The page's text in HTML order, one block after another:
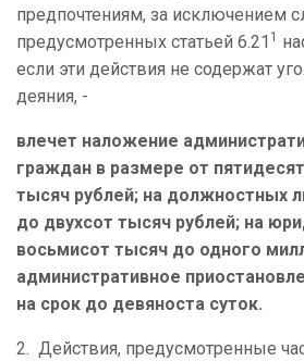
предпочтениям, за исключением
предусмотренных статьей 6.21 1
если эти действия не содержат
деяния, -
влечет наложение
граждан в размере от
тысяч рублей; на должностных
до двухсот тысяч рублей; на
восьмисот тысяч до одного
административное
на срок до девяноста суток.
2. Действия, предусмотренные